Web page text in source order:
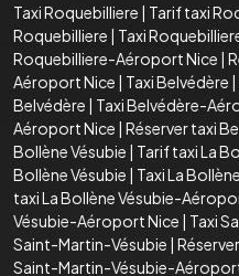
Taxi Roquebilliere | Tarif taxi
Roquebilliere | Taxi
Roquebilliere-Aéroport Nice |
Aéroport Nice | Taxi Belvédère |
Belvédère | Taxi Belvédère-
Aéroport Nice | Réserver taxi
Bollène Vésubie | Tarif taxi La
Bollène Vésubie | Taxi La
taxi La Bollène Vésubie-
Vésubie-Aéroport Nice | Taxi
Saint-Martin-Vésubie |
Saint-Martin-Vésubie-